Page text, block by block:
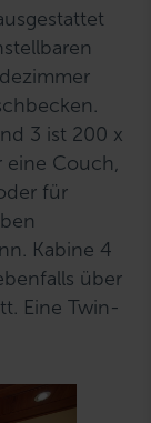
3 ist 200 x
eine Couch,
für
Kabine 4
über
Eine Twin-